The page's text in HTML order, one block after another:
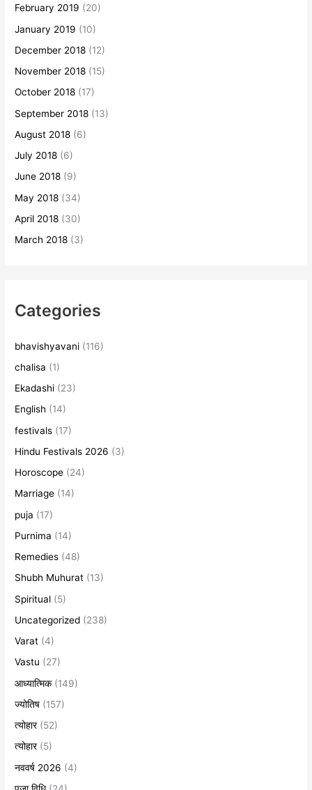
February 2019 (20)
January 2019 (10)
December 2018 (12)
November 2018 (15)
October 2018 (17)
September 2018 (13)
August 2018 (6)
July 2018 (6)
June 2018 (9)
May 2018 (34)
April 2018 (30)
March 2018 (3)
Categories
bhavishyavani (116)
chalisa (1)
Ekadashi (23)
English (14)
festivals (17)
Hindu Festivals 2026 (3)
Horoscope (24)
Marriage (14)
puja (17)
Purnima (14)
Remedies (48)
Shubh Muhurat (13)
Spiritual (5)
Uncategorized (238)
Varat (4)
Vastu (27)
आध्यात्मिक(149)
ज्योतिष (157)
त्योहार(52)
त्योहार(5)
नववर्ष 2026 (4)